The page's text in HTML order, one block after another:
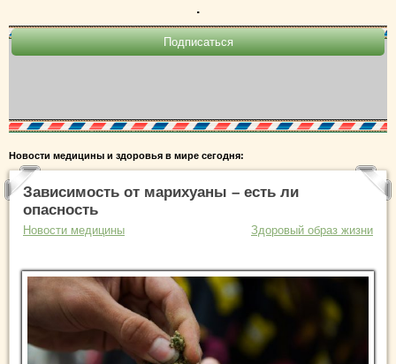
.
Новости медицины и здоровья в мире сегодня:
Зависимость от марихуаны – есть ли
опасность
Новости медицины Здоровый образ жизни